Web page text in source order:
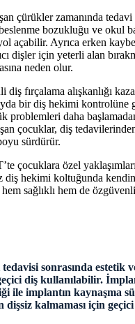
çürükler zamanında
bozukluğu ve okul
açabilir. Ayrıca erken
dişler için yeterli alan
neden olur.
diş fırçalama alışkanlığı
bir diş hekimi kontrolüne
problemleri daha
çocuklar, diş
sürdürür.
çocuklara özel
diş hekimi koltuğunda
sağlıklı hem de
sonrasında estetik
diş kullanılabilir.
ile implantın kaynaşma
dişsiz kalmaması için